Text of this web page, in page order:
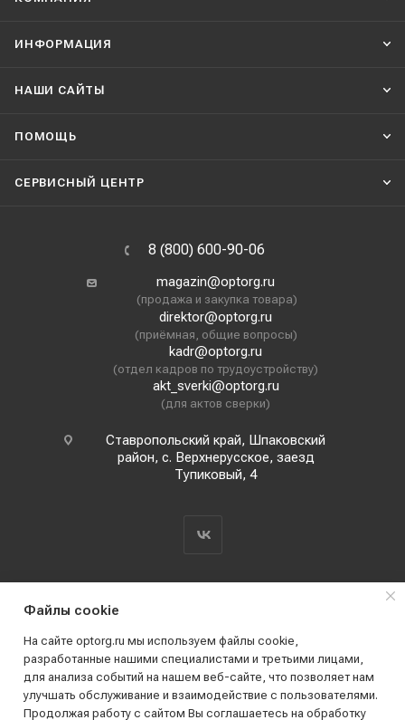
ИНФОРМАЦИЯ
НАШИ CАЙТЫ
ПОМОЩЬ
СЕРВИСНЫЙ ЦЕНТР
8 (800) 600-90-06
magazin@optorg.ru
(продажа и закупка товара)
direktor@optorg.ru
(приёмная, общие вопросы)
kadr@optorg.ru
(отдел кадров по трудоустройству)
akt_sverki@optorg.ru
(для актов сверки)
Ставропольский край, Шпаковский
район, с. Верхнерусское, заезд
Тупиковый, 4
2019 - 2026 © АО КПК "Ставропольстройопторг"
Все права защищены
Файлы cookie
На сайте optorg.ru мы используем файлы cookie,
разработанные нашими специалистами и третьими лицами,
для анализа событий на нашем веб-сайте, что позволяет нам
улучшать обслуживание и взаимодействие с пользователями.
Продолжая работу с сайтом Вы соглашаетесь на обработку